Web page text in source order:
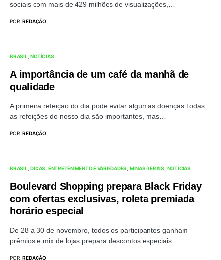
sociais com mais de 429 milhões de visualizações,…
POR REDAÇÃO
BRASIL NOTÍCIAS
A importância de um café da manhã de
qualidade
A primeira refeição do dia pode evitar algumas doenças Todas
as refeições do nosso dia são importantes, mas…
POR REDAÇÃO
BRASIL DICAS ENTRETENIMENTO E VARIEDADES MINAS GERAIS NOTÍCIAS
Boulevard Shopping prepara Black Friday
com ofertas exclusivas, roleta premiada
horário especial
De 28 a 30 de novembro, todos os participantes ganham
prêmios e mix de lojas prepara descontos especiais…
POR REDAÇÃO